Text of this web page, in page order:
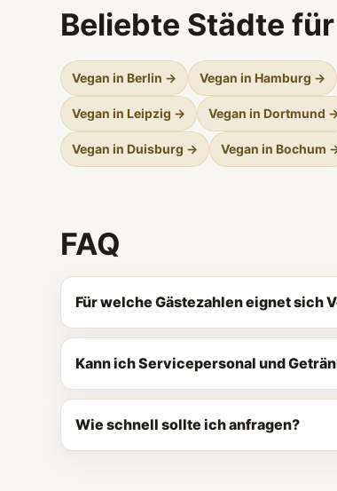
Beliebte Städte
Vegan in Berlin → Vegan in Hamburg →
Vegan in Leipzig → Vegan in Dortmund
Vegan in Duisburg → Vegan in Bochum
FAQ
Für welche Gästezahlen eignet sich
Kann ich Servicepersonal und
Wie schnell sollte ich anfragen?